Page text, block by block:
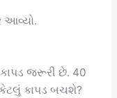
આવ્યો.
કાપડ જરૂરી છે. 40
કાપડ બચશે?